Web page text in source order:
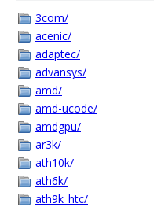
3com/
acenic/
adaptec/
advansys/
amd/
amd-ucode/
amdgpu/
ar3k/
ath10k/
ath6k/
ath9k_htc/